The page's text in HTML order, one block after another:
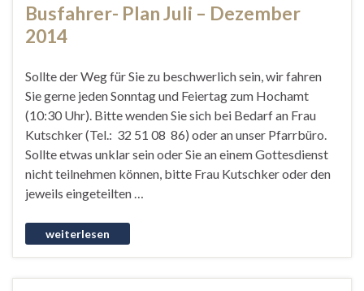
Busfahrer- Plan Juli – Dezember
2014
Sollte der Weg für Sie zu beschwerlich sein, wir fahren
Sie gerne jeden Sonntag und Feiertag zum Hochamt
(10:30 Uhr). Bitte wenden Sie sich bei Bedarf an Frau
Kutschker (Tel.: 32 51 08 86) oder an unser Pfarrbüro.
Sollte etwas unklar sein oder Sie an einem Gottesdienst
nicht teilnehmen können, bitte Frau Kutschker oder den
jeweils eingeteilten …